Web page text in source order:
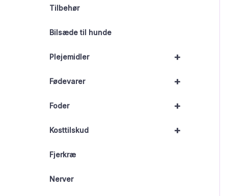
Tilbehør
Bilsæde til hunde
+
Plejemidler
+
Fødevarer
+
Foder
+
Kosttilskud
Fjerkræ
Nerver